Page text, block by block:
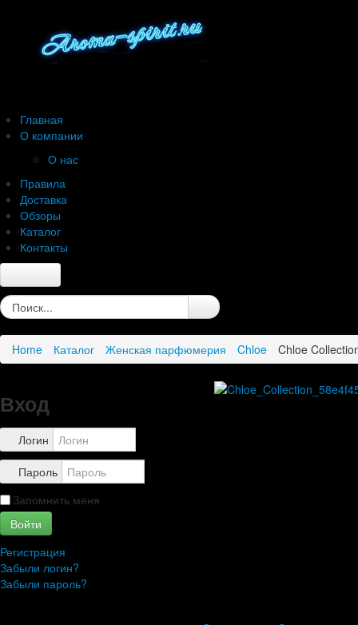
Главная
О компании
О нас
Правила
Доставка
Обзоры
Каталог
Контакты
Главная
О нас
Правила
Каталог
Home Каталог Женская парфюмерия Chloe Chloe
Вход
Логин
Пароль
Запомнить меня
Войти
Регистрация
Забыли логин?
Забыли пароль?